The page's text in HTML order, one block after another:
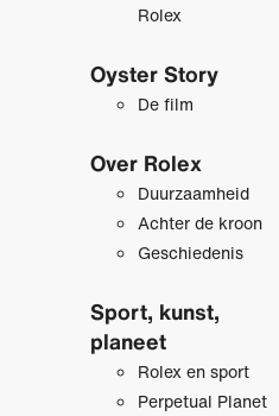
Rolex
Oyster Story
De film
Over Rolex
Duurzaamheid
Achter de kroon
Geschiedenis
Sport, kunst,
planeet
Rolex en sport
Perpetual Planet